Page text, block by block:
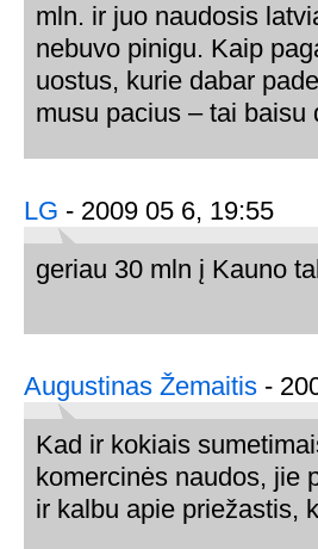
mln. ir juo naudosis
nebuvo pinigu. Kaip
uostus, kurie dabar
musu pacius – tai baisu
LG - 2009 05 6, 19:55
geriau 30 mln į Kauno
Augustinas Žemaitis -
Kad ir kokiais
komercinės naudos, jie
ir kalbu apie priežastis,